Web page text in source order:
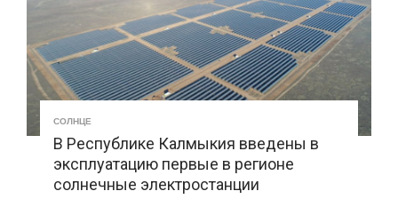
СОЛНЦЕ
В Республике Калмыкия введены в
эксплуатацию первые в регионе
солнечные электростанции